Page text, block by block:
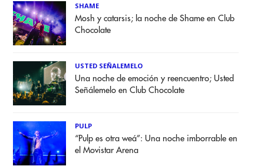
SHAME
Mosh y catarsis; la noche de Shame en Club
Chocolate
USTED SEÑALEMELO
Una noche de emoción y reencuentro; Usted
Señálemelo en Club Chocolate
PULP
“Pulp es otra weá”: Una noche imborrable en
el Movistar Arena